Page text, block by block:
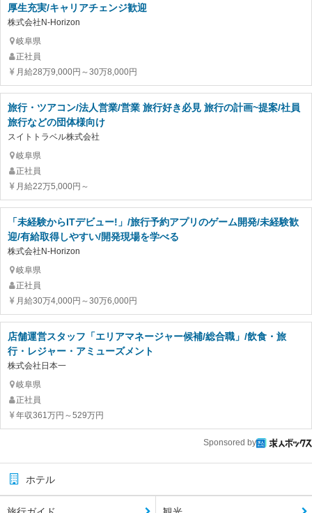
厚生充実/キャリアチェンジ歓迎
株式会社N-Horizon
岐阜県
正社員
月給28万9,000円～30万8,000円
旅行・ツアコン/法人営業/営業 旅行好き必見 旅行の計画~提案/社員
旅行などの団体様向け
スイトトラベル株式会社
岐阜県
正社員
月給22万5,000円～
「未経験からITデビュー!」/旅行予約アプリのゲーム開発/未経験歓
迎/有給取得しやすい/開発現場を学べる
株式会社N-Horizon
岐阜県
正社員
月給30万4,000円～30万6,000円
店舗運営スタッフ「エリアマネージャー候補/総合職」/飲食・旅
行・レジャー・アミューズメント
株式会社日本一
岐阜県
正社員
年収361万円～529万円
Sponsored by
ホテル